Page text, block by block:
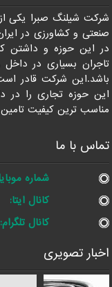
شرکت شیلنگ صبرا یکی
صنعتی و کشاورزی در
در این حوزه و داشتن
تاجران بسیاری در
باشد.این شرکت قادر است
این حوزه تجاری را
مناسب ترین کیفیت تامین
تماس با ما
شماره
کانال ایتا:
کانال تلگرام:
اخبار تصویری